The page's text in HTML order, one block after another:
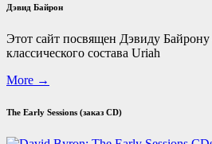
Дэвид Байрон
Этот сайт посвящен Дэвиду
классического состава Uriah
More →
The Early Sessions (заказ CD)